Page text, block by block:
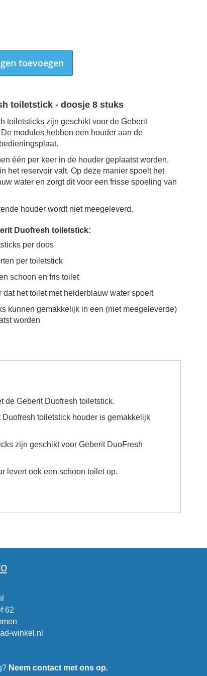
toevoegen
toiletstick - doosje 8 stuks
toiletsticks zijn geschikt voor de Geberit
modules hebben een houder aan de
één per keer in de houder geplaatst worden,
het reservoir valt. Op deze manier spoelt het
water en zorgt dit voor een frisse spoeling van
houder wordt niet meegeleverd.
Duofresh toiletstick:
per doos
per toiletstick
schoon en fris toilet
dat het toilet met helderblauw water spoelt
kunnen gemakkelijk in een (niet meegeleverde)
worden
de Geberit Duofresh toiletstick.
Duofresh toiletstick houder is gemakkelijk
zijn geschikt voor Geberit DuoFresh
levert ook een schoon toilet op.
62
winkel.nl
Neem contact met ons op.